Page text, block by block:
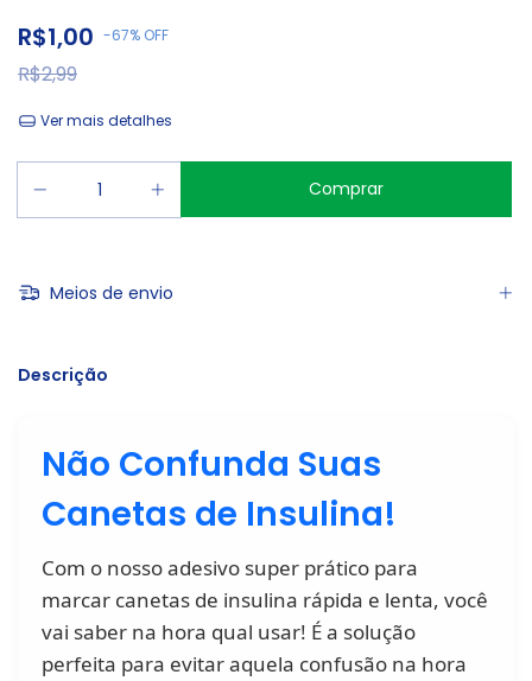
R$1,00 -67% OFF
R$2,99
Ver mais detalhes
Meios de envio
Descrição
Não Confunda Suas
Canetas de Insulina!
Com o nosso adesivo super prático para
marcar canetas de insulina rápida e lenta, você
vai saber na hora qual usar! É a solução
perfeita para evitar aquela confusão na hora